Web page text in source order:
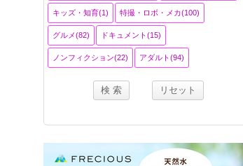
キッズ・知育(1) 特撮・ロボ・メカ(100)
グルメ(82) ドキュメント(15)
ノンフィクション(22) アダルト(94)